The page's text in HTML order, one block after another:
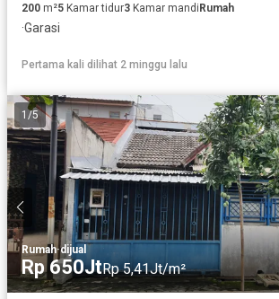
200 m²5 Kamar tidur3 Kamar mandi Rumah
·Garasi
Pertama kali dilihat 2 minggu lalu
1 /5
Rumah·dijual
Rp 650JtRp 5,41Jt/m²